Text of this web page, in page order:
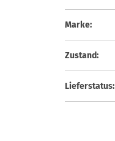
Marke:
Zustand:
Lieferstatus: